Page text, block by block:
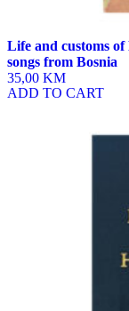
Life and customs
songs from Bosnia
35,00 KM
ADD TO CART